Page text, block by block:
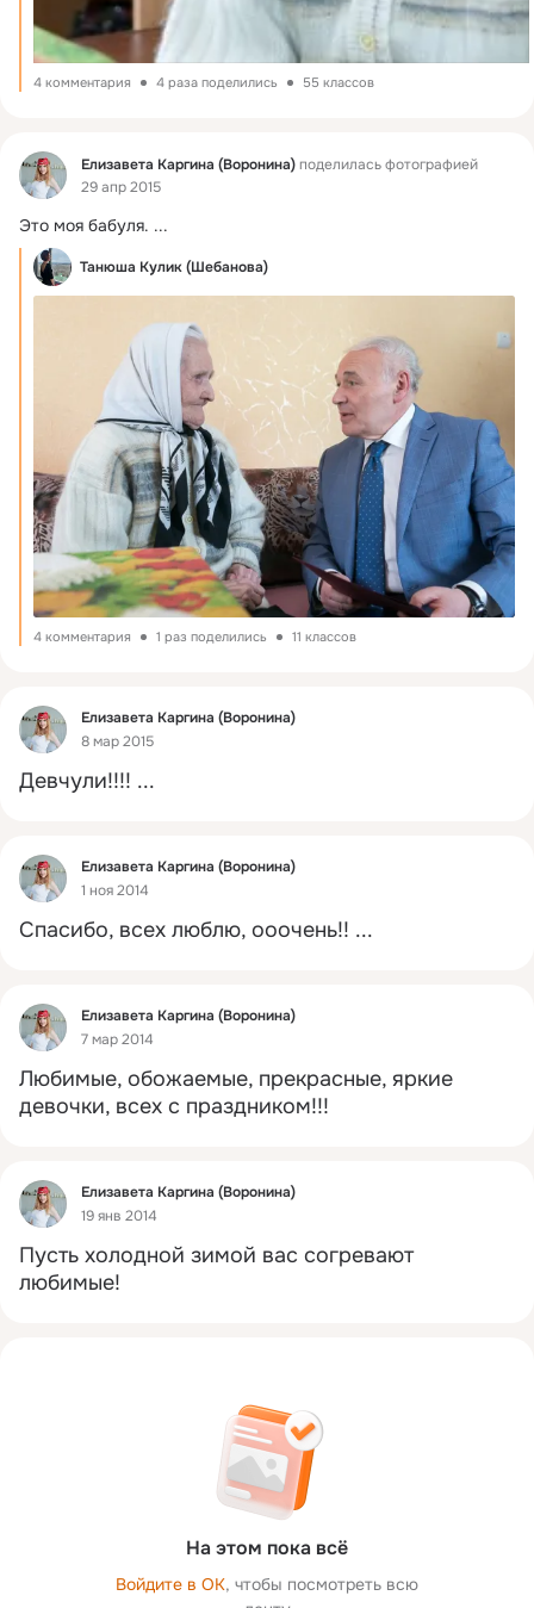
4 комментария 4 раза поделились 55 классов
Фид Елизавета Каргина (Воронина)поделилась фотографией
29 апр 2015
Это моя бабуля. ...
Танюша Кулик (Шебанова)
4 комментария 1 раз поделились 11 классов
Фид
Елизавета Каргина (Воронина)
8 мар 2015
Девчули!!!! ...
Фид
Елизавета Каргина (Воронина)
1 ноя 2014
Спасибо, всех люблю, ооочень!! ...
Фид
Елизавета Каргина (Воронина)
7 мар 2014
Любимые, обожаемые, прекрасные, яркие
девочки, всех с праздником!!!
Фид
Елизавета Каргина (Воронина)
19 янв 2014
Пусть холодной зимой вас согревают
любимые!
На этом пока всё
Войдите в ОК, чтобы посмотреть всю